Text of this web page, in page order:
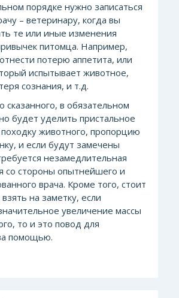
порядке нужно записаться
– ветеринару, когда вы
те или иные изменения
питомца. Например,
потерю аппетита, или
испытывает животное,
сознания, и т.д.
сказанного, в обязательном
будет уделить пристальное
животного, пропорцию
и если будут замечены
незамедлительная
со стороны опытнейшего и
врача. Кроме того, стоит
на заметку, если
увеличение массы
то и это повод для
помощью.